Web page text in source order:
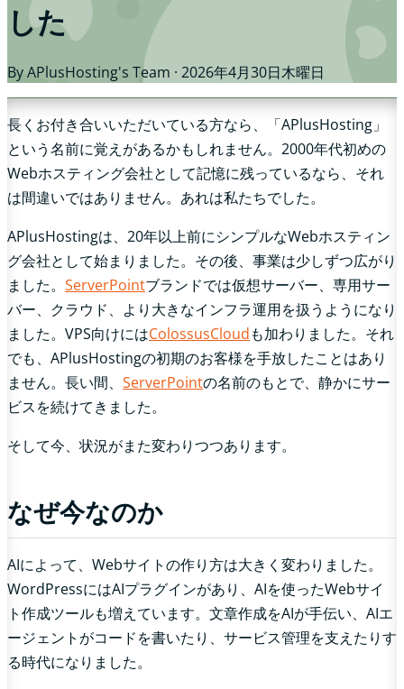
した
By APlusHosting's Team · 2026年4月30日木曜日
長くお付き合いいただいている方なら、「APlusHosting」
という名前に覚えがあるかもしれません。2000年代初めの
Webホスティング会社として記憶に残っているなら、それ
は間違いではありません。あれは私たちでした。
APlusHostingは、20年以上前にシンプルなWebホスティン
グ会社として始まりました。その後、事業は少しずつ広がり
ました。 ServerPointブランドでは仮想サーバー、専用サー
バー、クラウド、より大きなインフラ運用を扱うようになり
ました。VPS向けにはColossusCloudも加わりました。それ
でも、APlusHostingの初期のお客様を手放したことはあり
ません。長い間、 ServerPointの名前のもとで、静かにサー
ビスを続けてきました。
そして今、状況がまた変わりつつあります。
なぜ今なのか
AIによって、Webサイトの作り方は大きく変わりました。
WordPressにはAIプラグインがあり、AIを使ったWebサイ
ト作成ツールも増えています。文章作成をAIが手伝い、AIエ
ージェントがコードを書いたり、サービス管理を支えたりす
る時代になりました。